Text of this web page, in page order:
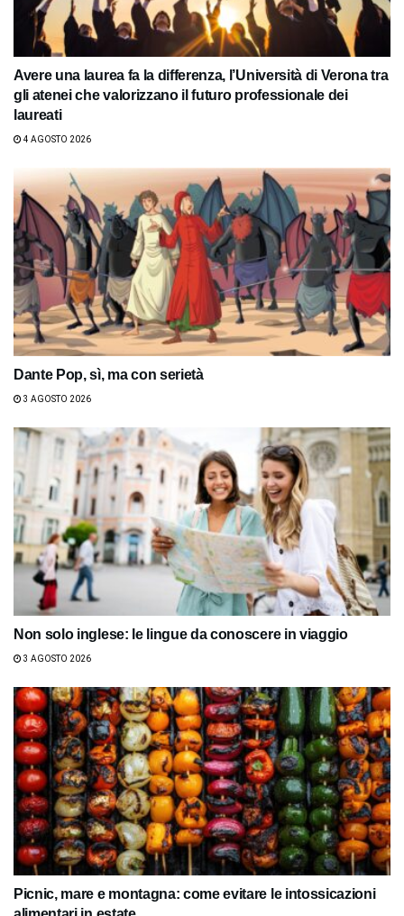
Avere una laurea fa la differenza, l’Università di Verona tra
gli atenei che valorizzano il futuro professionale dei
laureati
4 AGOSTO 2026
Dante Pop, sì, ma con serietà
3 AGOSTO 2026
Non solo inglese: le lingue da conoscere in viaggio
3 AGOSTO 2026
Picnic, mare e montagna: come evitare le intossicazioni